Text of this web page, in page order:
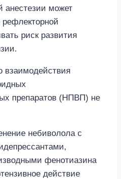
анестезии может
риск развития
взаимодействия
препаратов (НПВП) не
небиволола с
фенотиазина
действие